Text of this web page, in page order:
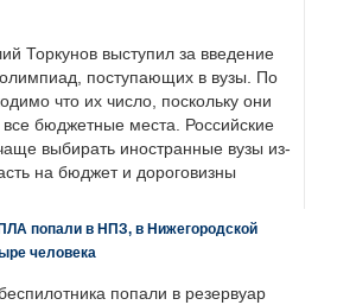
Торкунов выступил за введение
поступающих в вузы. По
что их число, поскольку они
бюджетные места. Российские
выбирать иностранные вузы из-
на бюджет и дороговизны
попали в НПЗ, в Нижегородской
человека
попали в резервуар